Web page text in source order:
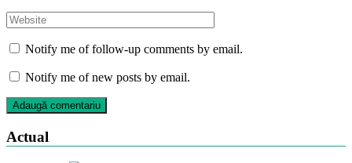
Notify me of follow-up comments by email.
Notify me of new posts by email.
Actual